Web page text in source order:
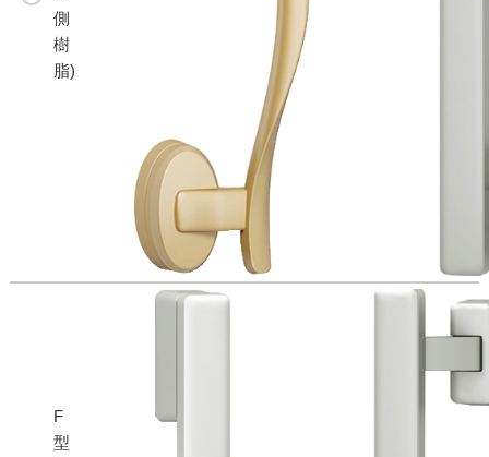
側
樹
脂)
F
型